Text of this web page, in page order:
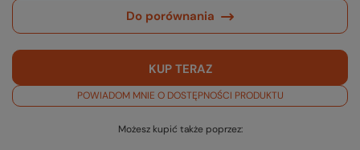
Do porównania
KUP TERAZ
POWIADOM MNIE O DOSTĘPNOŚCI PRODUKTU
Możesz kupić także poprzez: